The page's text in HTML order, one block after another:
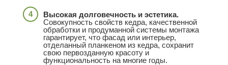
Высокая долговечность и эстетика.
Совокупность свойств кедра, качественной
обработки и продуманной системы монтажа
гарантирует, что фасад или интерьер,
отделанный планкеном из кедра, сохранит
свою первозданную красоту и
функциональность на многие годы.